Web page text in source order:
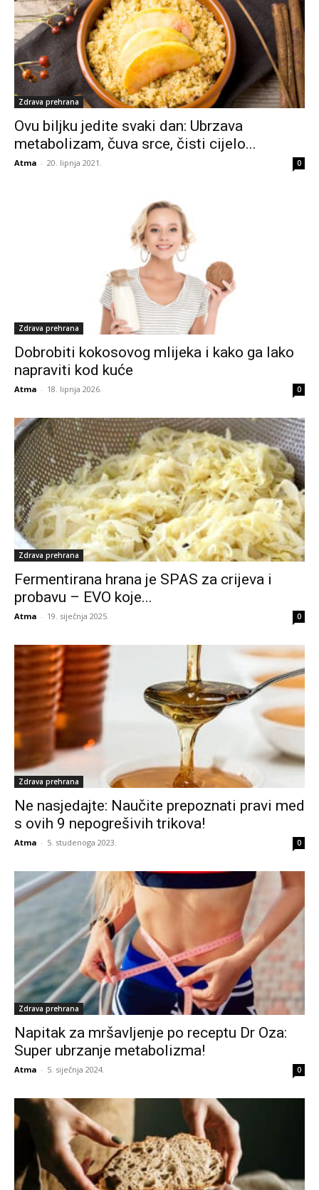
Zdrava prehrana
Ovu biljku jedite svaki dan: Ubrzava
metabolizam, čuva srce, čisti cijelo...
Atma - 20. lipnja 2021. 0
Zdrava prehrana
Dobrobiti kokosovog mlijeka i kako ga lako
napraviti kod kuće
Atma - 18. lipnja 2026. 0
Zdrava prehrana
Fermentirana hrana je SPAS za crijeva i
probavu – EVO koje...
Atma - 19. siječnja 2025. 0
Zdrava prehrana
Ne nasjedajte: Naučite prepoznati pravi med
s ovih 9 nepogrešivih trikova!
Atma - 5. studenoga 2023. 0
Zdrava prehrana
Napitak za mršavljenje po receptu Dr Oza:
Super ubrzanje metabolizma!
Atma - 5. siječnja 2024. 0